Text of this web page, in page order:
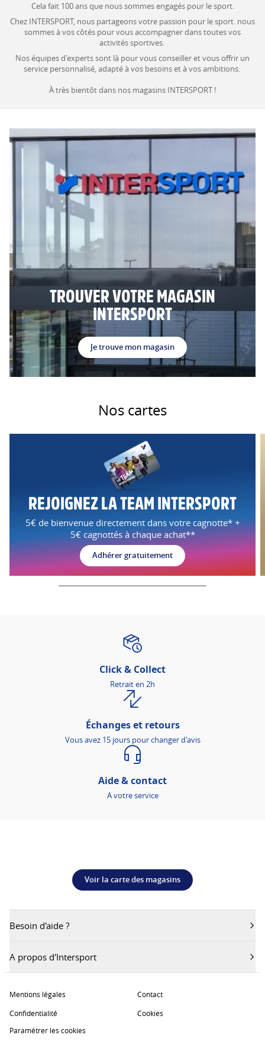
Cela fait 100 ans que nous sommes engagés pour le sport.
Chez INTERSPORT, nous partageons votre passion pour le sport. nous
sommes à vos côtés pour vous accompagner dans toutes vos
activités sportives.
Nos équipes d'experts sont là pour vous conseiller et vous offrir un
service personnalisé, adapté à vos besoins et à vos ambitions.
À très bientôt dans nos magasins INTERSPORT !
TROUVER VOTRE MAGASIN
INTERSPORT
Je trouve mon magasin
Nos cartes
REJOIGNEZ LA TEAM INTERSPORT
5€ de bienvenue directement dans votre cagnotte* +
5€ cagnottés à chaque achat**
Adhérer gratuitement
Click & Collect
Retrait en 2h
Échanges et retours
Vous avez 15 jours pour changer d'avis
Aide & contact
A votre service
Voir la carte des magasins
Besoin d'aide ?
A propos d'Intersport
Mentions légales
Contact
Confidentialité
Cookies
Paramétrer les cookies